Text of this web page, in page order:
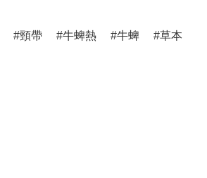
頸帶 牛蜱熱 牛蜱 草本